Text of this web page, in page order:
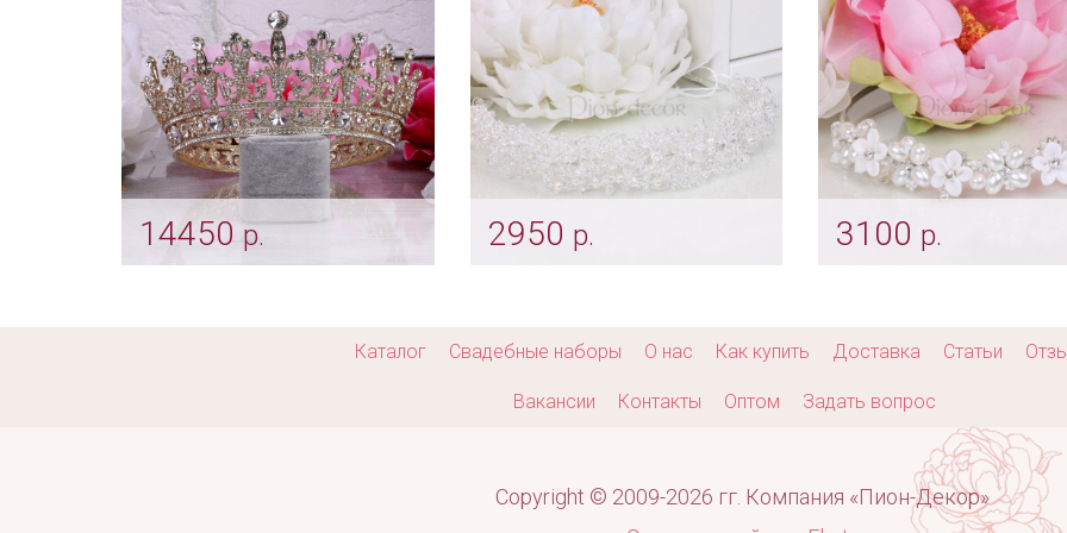
14450 р. 2950 р. 3100 р.
Каталог Свадебные наборы О нас Как купить Доставка Статьи
Вакансии Контакты Оптом Задать вопрос
Copyright © 2009-2026 гг. Компания «Пион-Декор»